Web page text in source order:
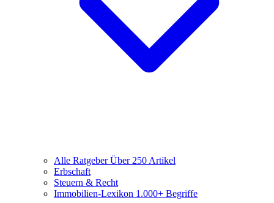
Alle RatgeberÜber 250 Artikel
Erbschaft
Steuern & Recht
Immobilien-Lexikon 1.000+ Begriffe